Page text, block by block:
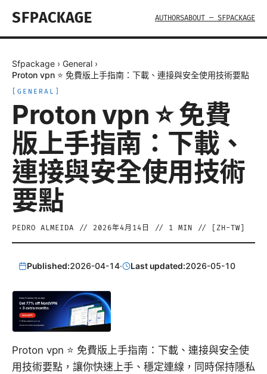
SFPACKAGE AUTHORSABOUT — SFPACKAGE
Sfpackage › General ›
Proton vpn ⭐ 免費版上手指南：下載、連接與安全使用技術要點
GENERAL
Proton vpn ⭐ 免費
版上手指南：下載、
連接與安全使用技術
要點
PEDRO ALMEIDA // 2026年4月14日 // 1 MIN // [ ZH-TW
Published:2026-04-14· Last updated:2026-05-10
Proton vpn ⭐ 免費版上手指南：下載、連接與安全使
用技術要點，讓你快速上手、穩定連線，同時保持隱私